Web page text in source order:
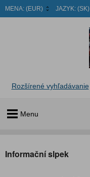
MENA: (EUR) JAZYK: (SK)
Menu
Rozšírené vyhľadávanie
Informační slpek